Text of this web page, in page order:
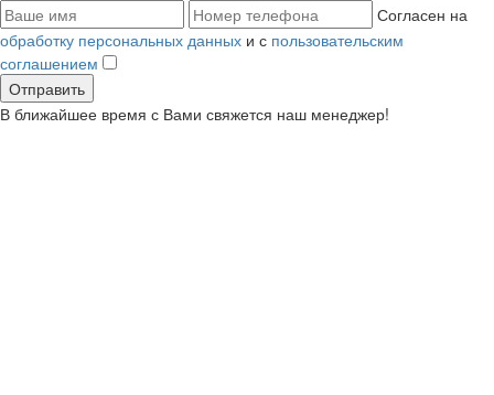
Согласен на
обработку персональных данных и с пользовательским
соглашением
В ближайшее время с Вами свяжется наш менеджер!